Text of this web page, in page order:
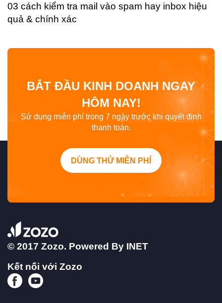
03 cách kiểm tra mail vào spam hay inbox hiệu
quả & chính xác
BẮT ĐẦU KINH DOANH NGAY
HÔM NAY!
Sử dụng miễn phí trong 7 ngày trước khi quyết định
thanh toán.
DÙNG THỬ MIỄN PHÍ
© 2017 Zozo. Powered By INET
Kết nối với Zozo